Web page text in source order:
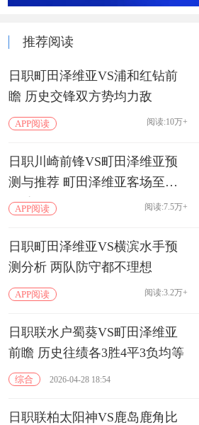
推荐阅读
日职町田泽维亚VS浦和红钻前
瞻 历史交锋双方势均力敌
APP阅读 阅读:10万+
日职川崎前锋VS町田泽维亚预
测与推荐 町田泽维亚客场至今
不败
APP阅读 阅读:7.5万+
日职町田泽维亚VS横滨水手预
测分析 两队防守都不理想
APP阅读 阅读:3.2万+
日职联水户蜀葵VS町田泽维亚
前瞻 历史往绩各3胜4平3负均等
综合 2026-04-28 18:54
日职联柏太阳神VS鹿岛鹿角比